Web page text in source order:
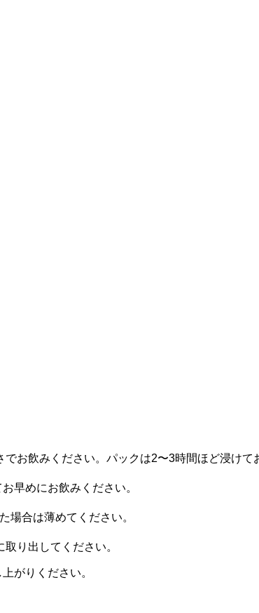
お飲みください。パックは2〜3時間ほど浸けて
早めにお飲みください。
場合は薄めてください。
り出してください。
がりください。